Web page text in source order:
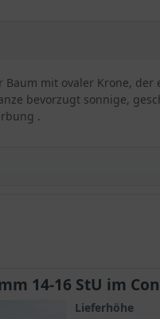
mit ovaler Krone,
bevorzugt sonnige,
.
14-16 StU im
Lieferhöhe